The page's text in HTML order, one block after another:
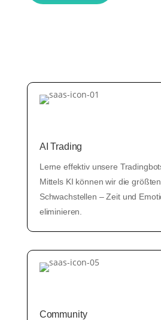
AI Trading
Lerne effektiv unsere
Mittels KI können wir die
Schwachstellen – Zeit und
eliminieren.
Community